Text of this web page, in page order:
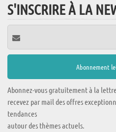
S'INSCRIRE À LA
Abonnez-vous gratuitement à la
recevez par mail des offres
tendances
autour des thèmes actuels.